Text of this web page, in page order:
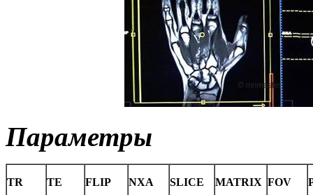
Параметры
TR TE FLIP NXA SLICE MATRIX FOV